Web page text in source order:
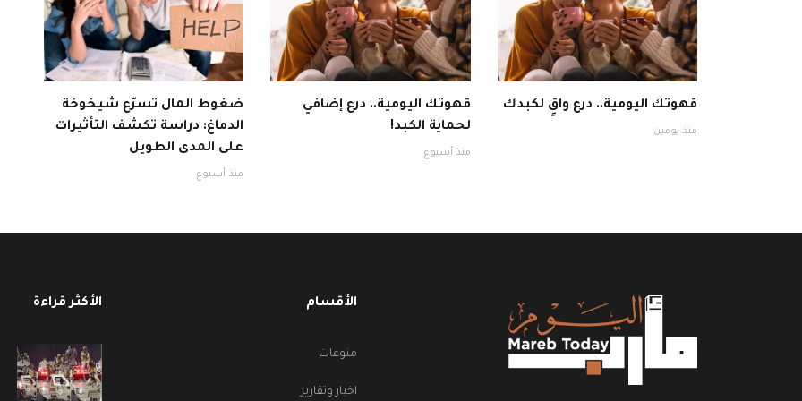
قهوتك اليومية.. درع واقٍ لكبدك
منذ يومين
قهوتك اليومية.. درع إضافي
لحماية الكبد!
منذ أسبوع
ضغوط المال تسرّع شيخوخة
الدماغ: دراسة تكشف التأثيرات
على المدى الطويل
منذ أسبوع
الأقسام
منوعات
اخبار وتقارير
الأكثر قراءة